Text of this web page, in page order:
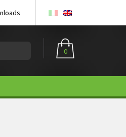
0